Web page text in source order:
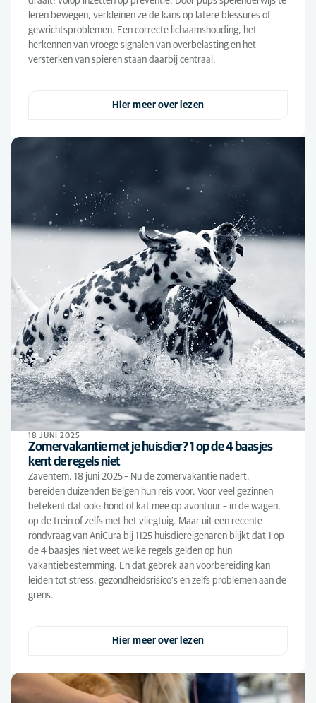
leren bewegen, verkleinen ze de kans op latere blessures of
gewrichtsproblemen. Een correcte lichaamshouding, het
herkennen van vroege signalen van overbelasting en het
versterken van spieren staan daarbij centraal.
Hier meer over lezen
18 JUNI 2025
Zomervakantie met je huisdier? 1 op de 4 baasjes
kent de regels niet
Zaventem, 18 juni 2025 – Nu de zomervakantie nadert,
bereiden duizenden Belgen hun reis voor. Voor veel gezinnen
betekent dat ook: hond of kat mee op avontuur – in de wagen,
op de trein of zelfs met het vliegtuig. Maar uit een recente
rondvraag van AniCura bij 1125 huisdiereigenaren blijkt dat 1 op
de 4 baasjes niet weet welke regels gelden op hun
vakantiebestemming. En dat gebrek aan voorbereiding kan
leiden tot stress, gezondheidsrisico’s en zelfs problemen aan de
grens.
Hier meer over lezen